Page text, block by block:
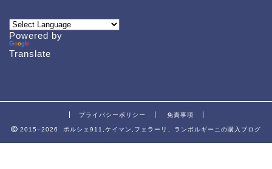
Powered by
Translate
プライバシーポリシー 免責事項
2015–2026 ポルシェ911,ケイマン,フェラーリ、ランボルギーニの購入ブログ